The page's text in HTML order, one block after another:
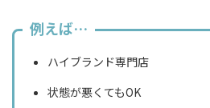
例えば…
ハイブランド専門店
状態が悪くてもOK